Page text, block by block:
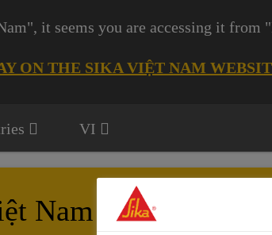
it seems you are accessing it
ON THE SIKA VIỆT NAM
VI
Nam